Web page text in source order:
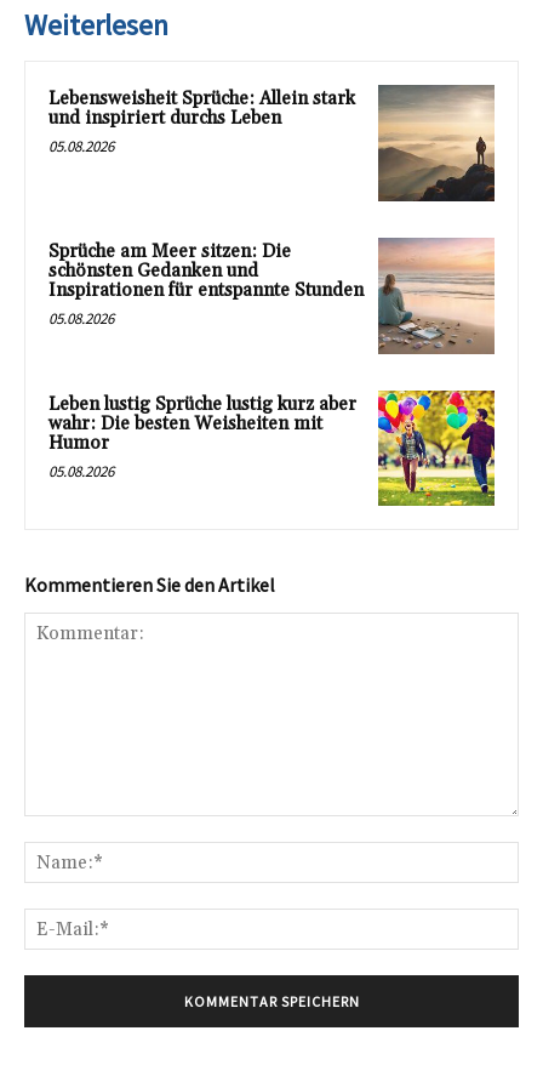
Weiterlesen
Lebensweisheit Sprüche: Allein stark
und inspiriert durchs Leben
05.08.2026
Sprüche am Meer sitzen: Die
schönsten Gedanken und
Inspirationen für entspannte Stunden
05.08.2026
Leben lustig Sprüche lustig kurz aber
wahr: Die besten Weisheiten mit
Humor
05.08.2026
Kommentieren Sie den Artikel